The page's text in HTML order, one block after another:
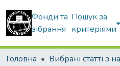
Фонди та
зібрання
Пошук за
критеріями
Головна